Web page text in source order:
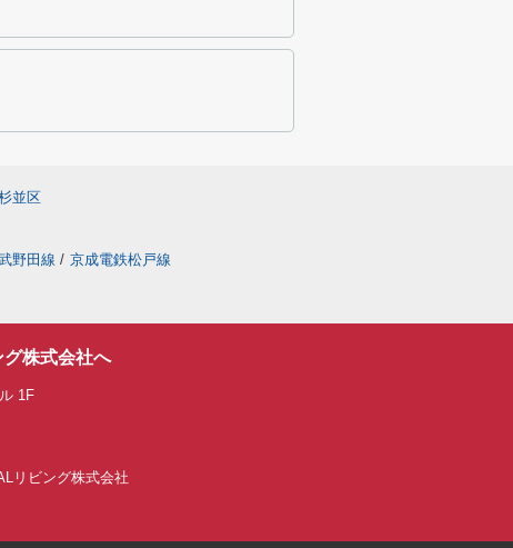
並区
野田線 / 京成電鉄松戸線
株式会社へ
1F
リビング株式会社